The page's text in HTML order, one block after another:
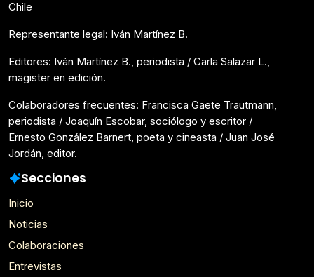
Chile
Representante legal: Iván Martínez B.
Editores: Iván Martínez B., periodista / Carla Salazar L.,
magister en edición.
Colaboradores frecuentes: Francisca Gaete Trautmann,
periodista / Joaquín Escobar, sociólogo y escritor /
Ernesto González Barnert, poeta y cineasta / Juan José
Jordán, editor.
Secciones
Inicio
Noticias
Colaboraciones
Entrevistas